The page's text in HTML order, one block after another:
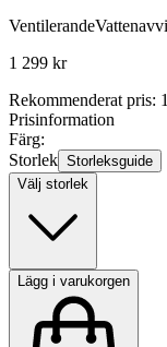
Ventilerande
1 299 kr
Rekommenderat pris:
Prisinformation
Färg:
Storlek Storleksguide
Välj storlek
Lägg i varukorgen